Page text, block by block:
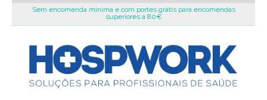
Sem encomenda mínima e com portes grátis para encomendas
superiores a 80€